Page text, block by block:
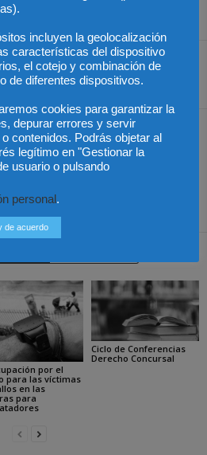
Artículo siguiente
Los lectores de Diario
Jurídico creen que los
por el
para las víctimas
en las
para
Ciclo de Conferencias
Derecho Concursal
incluyen la geolocalización
características del dispositivo
el cotejo y combinación de
de diferentes dispositivos.
cookies para garantizar la
depurar errores y servir
contenidos. Podrás objetar al
legítimo en "Gestionar la
usuario o pulsando
personal.
de acuerdo